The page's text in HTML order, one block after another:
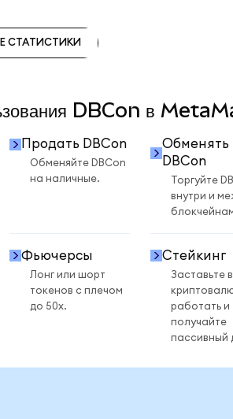
СТАТИСТИКИ
DBCon в
Продать DBCon
Обменяйте DBCon
на наличные.
Обменять
DBCon
Торгуйте
внутри и
Фьючерсы
Лонг или шорт
токенов с плечом
до 50x.
Стейкинг
Заставьте
работать и
получайте
пассивный